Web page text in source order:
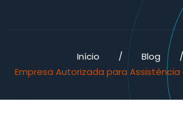
Início / Blog
/
Empresa Autorizada para